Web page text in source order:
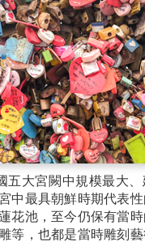
五大宮闕中規模最大
中最具朝鮮時期代表
花池，至今仍保有當
等，也都是當時雕刻藝